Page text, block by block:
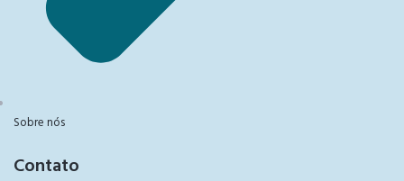
Sobre nós
Contato